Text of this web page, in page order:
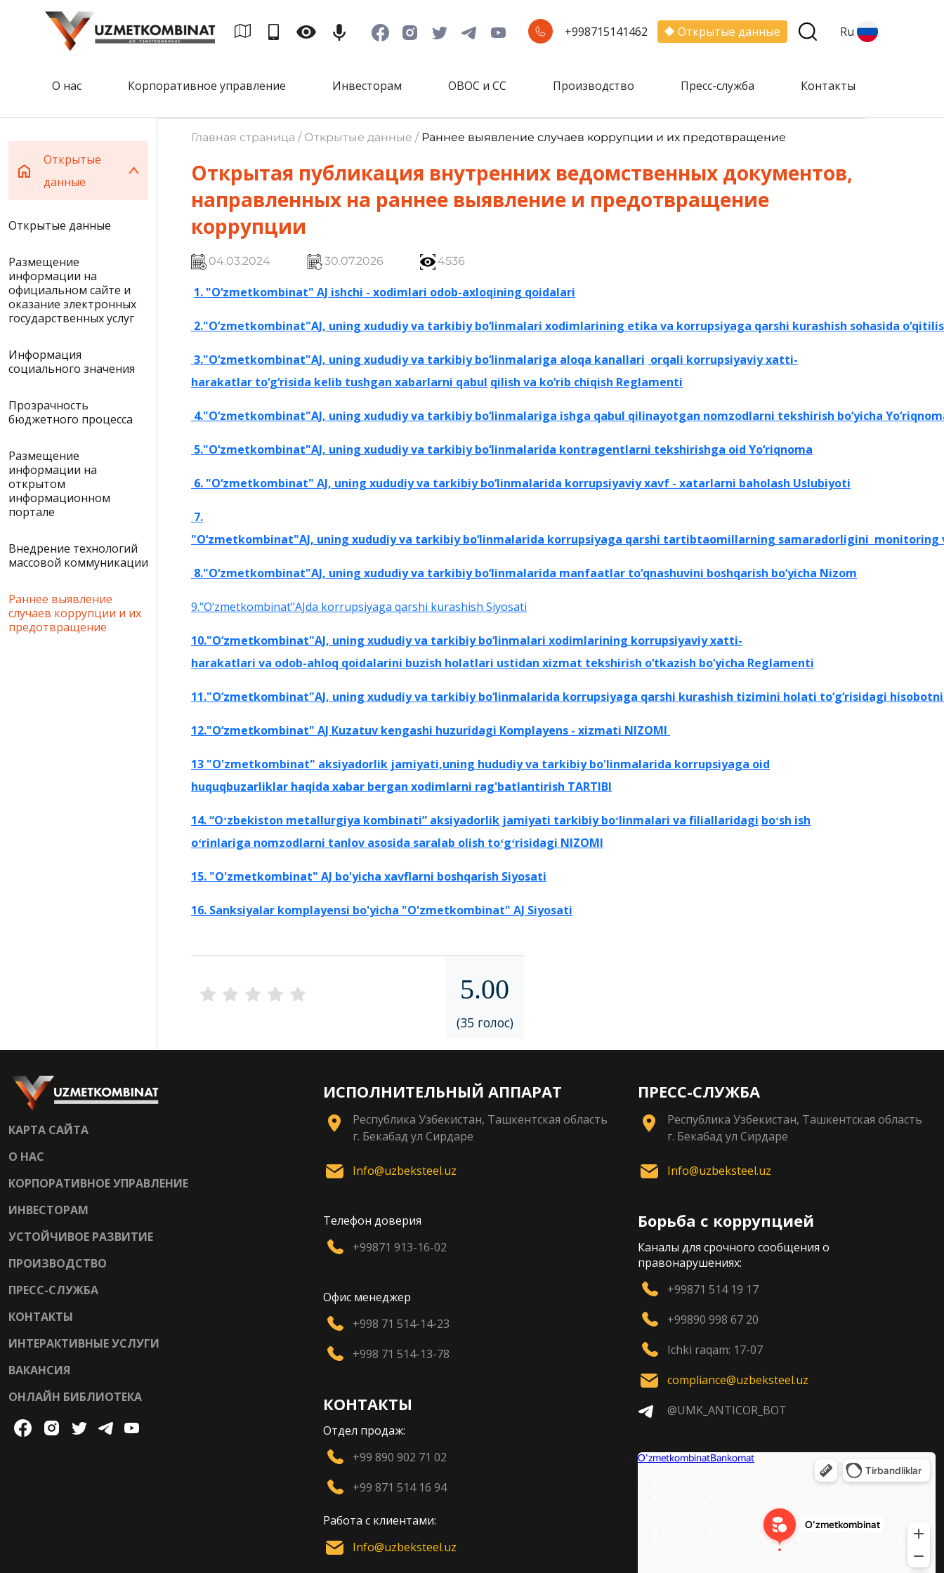
+998715141462 Открытые данные Ru
О нас Корпоративное управление Инвесторам ОВОС и СС Производство Пресс-служба Контакты
Открытые
данные
Открытые данные
Размещение
информации на
официальном сайте и
оказание электронных
государственных услуг
Информация
социального значения
Прозрачность
бюджетного процесса
Размещение
информации на
открытом
информационном
портале
Внедрение технологий
массовой коммуникации
Раннее выявление
случаев коррупции и их
предотвращение
Главная страница / Открытые данные / Раннее выявление случаев коррупции и их предотвращение
Открытая публикация внутренних ведомственных документов,
направленных на раннее выявление и предотвращение
коррупции
04.03.2024 30.07.2026 4536
1. "O‘zmetkombinat" AJ ishchi - xodimlari odob-axloqining qoidalari
2."O‘zmetkombinat"AJ, uning xududiy va tarkibiy bo‘linmalari xodimlarining etika va korrupsiyaga qarshi kurashish sohasida
3."O‘zmetkombinat"AJ, uning xududiy va tarkibiy bo‘linmalariga aloqa kanallari orqali korrupsiyaviy xatti-
harakatlar to‘g‘risida kelib tushgan xabarlarni qabul qilish va ko‘rib chiqish Reglamenti
4."O‘zmetkombinat"AJ, uning xududiy va tarkibiy bo‘linmalariga ishga qabul qilinayotgan nomzodlarni tekshirish bo‘yicha
5."O‘zmetkombinat"AJ, uning xududiy va tarkibiy bo‘linmalarida kontragentlarni tekshirishga oid Yo‘riqnoma
6. "O‘zmetkombinat" AJ, uning xududiy va tarkibiy bo‘linmalarida korrupsiyaviyxavf - xatarlarni baholash Uslubiyoti
7.
"O‘zmetkombinat"AJ, uning xududiy va tarkibiy bo‘linmalarida korrupsiyaga qarshi tartibtaomillarning samaradorligini monitoring
8."O‘zmetkombinat"AJ, uning xududiy va tarkibiy bo‘linmalarida manfaatlar to‘qnashuvini boshqarish bo‘yicha Nizom
9."O‘zmetkombinat"AJda korrupsiyaga qarshi kurashish Siyosati
10."О‘zmetkombinat"AJ, uning xududiy va tarkibiy bo‘linmalari xodimlarining korrupsiyaviy xatti-
harakatlari va odob-ahloq qoidalarini buzish holatlari ustidan xizmat tekshirish o‘tkazish bo‘yicha Reglamenti
11."O‘zmetkombinat"AJ, uning xududiy va tarkibiy bo‘linmalarida korrupsiyaga qarshi kurashish tizimini holati to‘g‘risidagi
12."O‘zmetkombinat" AJ Кuzatuv kengashi huzuridagi Коmрlауеns - xizmati NIZOMI
13 "O'zmetkombinat" aksiyadorlik jamiyati,uning hududiy va tarkibiy bo'linmalarida korrupsiyaga oid
huquqbuzarliklar haqida xabar bergan xodimlarni rag'batlantirish TARTIBI
14. “Oʻzbekiston metallurgiya kombinati” aksiyadorlik jamiyati tarkibiy boʻlinmalari va filiallaridagi boʻsh ish
oʻrinlariga nomzodlarni tanlov asosida saralab olish toʻgʻrisidagi NIZOMI
15. "O'zmetkombinat" AJ bo'yicha xavflarni boshqarish Siyosati
16. Sanksiyalar komplayensi bo'yicha "O'zmetkombinat" AJ Siyosati
5.00
(35 голос)
КАРТА САЙТА
О НАС
КОРПОРАТИВНОЕ УПРАВЛЕНИЕ
ИНВЕСТОРАМ
УСТОЙЧИВОЕ РАЗВИТИЕ
ПРОИЗВОДСТВО
ПРЕСС-СЛУЖБА
КОНТАКТЫ
ИНТЕРАКТИВНЫЕ УСЛУГИ
ВАКАНСИЯ
ОНЛАЙН БИБЛИОТЕКА
ИСПОЛНИТЕЛЬНЫЙ АППАРАТ
Республика Узбекистан, Ташкентская область
г. Бекабад ул Сирдаре
Info@uzbeksteel.uz
Телефон доверия
+99871 913-16-02
Офис менеджер
+998 71 514-14-23
+998 71 514-13-78
КОНТАКТЫ
Отдел продаж:
+99 890 902 71 02
+99 871 514 16 94
Работа с клиентами:
Info@uzbeksteel.uz
ПРЕСС-СЛУЖБА
Республика Узбекистан, Ташкентская область
г. Бекабад ул Сирдаре
Info@uzbeksteel.uz
Борьба с коррупцией
Каналы для срочного сообщения о
правонарушениях:
+99871 514 19 17
+99890 998 67 20
Ichki raqam: 17-07
compliance@uzbeksteel.uz
@UMK_ANTICOR_BOT